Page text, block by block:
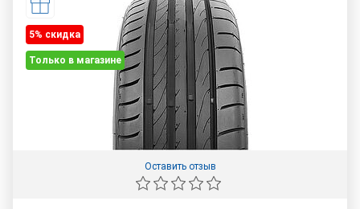
5% cкидка
Только в магазине
Оставить отзыв